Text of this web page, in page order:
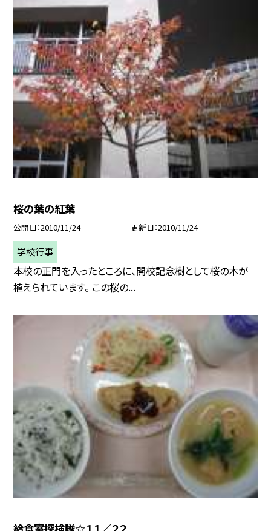
桜の葉の紅葉
公開日 2010/11/24 更新日 2010/11/24
学校行事
本校の正門を入ったところに、開校記念樹として桜の木が
植えられています。 この桜の...